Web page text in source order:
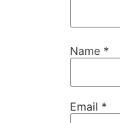
Name *
Email *